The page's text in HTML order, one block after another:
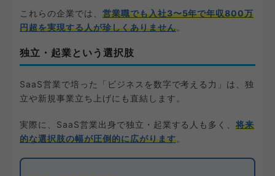
これらの企業では、 営業職でも入社3〜5年で年収800万
円超を実現する人が珍しくありません。
独立・起業という選択肢
SaaS営業で培った「ビジネスを数字で考える力」は、独
立や新規事業立ち上げにも直結します。
実際に、SaaS営業出身で独立・起業する人も多く、将来
的な選択肢の幅が圧倒的に広がります。